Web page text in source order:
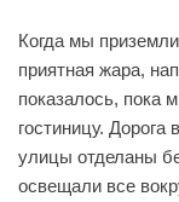
Когда мы
приятная жара,
показалось, пока
гостиницу.
улицы отделаны
освещали все